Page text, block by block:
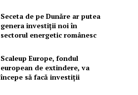
Seceta de pe Dunăre ar putea
genera investiții noi în
sectorul energetic românesc
Scaleup Europe, fondul
european de extindere, va
începe să facă investiții